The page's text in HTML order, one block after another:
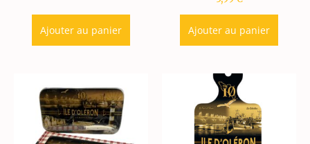
Ajouter au panier Ajouter au panier